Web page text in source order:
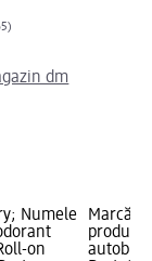
dm
Numele
on
Marcă: